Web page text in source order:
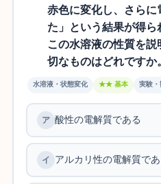
赤色に変化し、さら
た」という結果が得ら
この水溶液の性質を
切なものはどれですか
水溶液・状態変化 ★★ 基本 実験・
酸性の電解質である
アルカリ性の電解質であ